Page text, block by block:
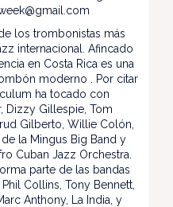
los trombonistas más
internacional. Afincado
en Costa Rica es una
moderno . Por citar
ha tocado con
Dizzy Gillespie, Tom
Gilberto, Willie Colón,
la Mingus Big Band y
Cuban Jazz Orchestra.
parte de las bandas
Collins, Tony Bennett,
Anthony, La India, y